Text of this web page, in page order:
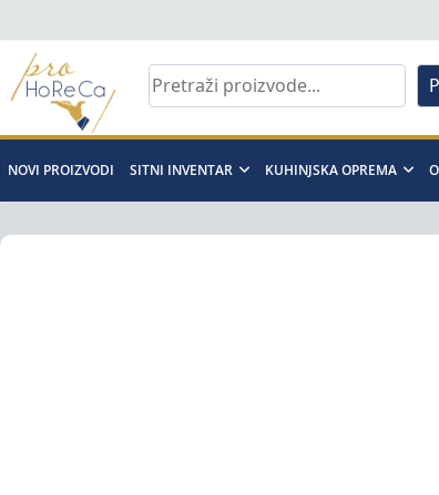
to
content
Pro
Horeca
d.o.o
NOVI PROIZVODI SITNI INVENTAR KUHINJSKA OPREMA